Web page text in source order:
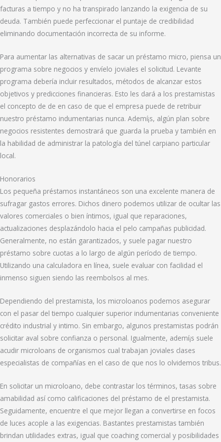
facturas a tiempo y no ha transpirado lanzando la exigencia de su
deuda. También puede perfeccionar el puntaje de credibilidad
eliminando documentación incorrecta de su informe.
Para aumentar las alternativas de sacar un préstamo micro, piensa un
programa sobre negocios y envíelo joviales el solicitud. Levante
programa debería incluir resultados, métodos de alcanzar estos
objetivos y predicciones financieras. Esto les dará a los prestamistas
el concepto de de en caso de que el empresa puede de retribuir
nuestro préstamo indumentarias nunca. Ademí¡s, algún plan sobre
negocios resistentes demostrará que guarda la prueba y también en
la habilidad de administrar la patologí­a del túnel carpiano particular
local.
Honorarios
Los pequeña préstamos instantáneos son una excelente manera de
sufragar gastos errores. Dichos dinero podemos utilizar de ocultar las
valores comerciales o bien íntimos, igual que reparaciones,
actualizaciones desplazándolo hacia el pelo campañas publicidad.
Generalmente, no están garantizados, y suele pagar nuestro
préstamo sobre cuotas a lo largo de algún período de tiempo.
Utilizando una calculadora en línea, suele evaluar con facilidad el
inmenso siguen siendo las reembolsos al mes.
Dependiendo del prestamista, los microloanos podemos asegurar
con el pasar del tiempo cualquier superior indumentarias conveniente
crédito industrial y intimo. Sin embargo, algunos prestamistas podrán
solicitar aval sobre confianza o personal. Igualmente, ademí¡s suele
acudir microloans de organismos cual trabajan joviales clases
especialistas de compañías en el caso de que nos lo olvidemos tribus.
En solicitar un microloano, debe contrastar los términos, tasas sobre
amabilidad así­ como calificaciones del préstamo de el prestamista.
Seguidamente, encuentre el que mejor llegan a convertirse en focos
de luces acople a las exigencias. Bastantes prestamistas también
brindan utilidades extras, igual que coaching comercial y posibilidades